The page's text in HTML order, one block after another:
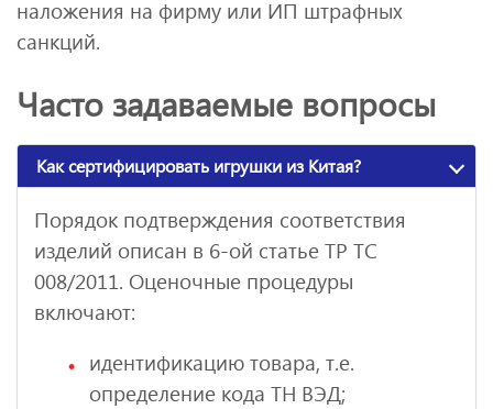
наложения на фирму или ИП штрафных
санкций.
Часто задаваемые вопросы
Как сертифицировать игрушки из Китая?
Порядок подтверждения соответствия
изделий описан в 6-ой статье ТР ТС
008/2011. Оценочные процедуры
включают:
идентификацию товара, т.е.
определение кода ТН ВЭД;